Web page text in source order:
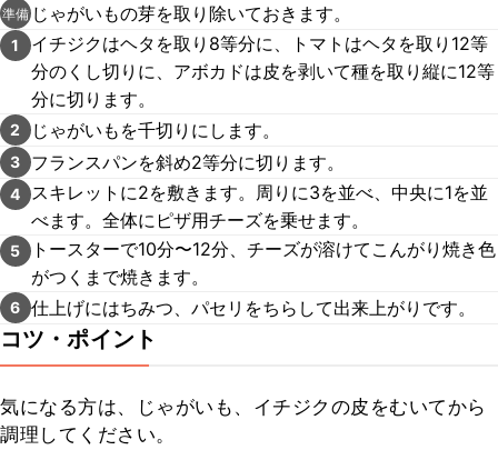
準備 じゃがいもの芽を取り除いておきます。
1
イチジクはヘタを取り8等分に、トマトはヘタを取り12等
分のくし切りに、アボカドは皮を剥いて種を取り縦に12等
分に切ります。
2 じゃがいもを千切りにします。
3 フランスパンを斜め2等分に切ります。
4
スキレットに2を敷きます。周りに3を並べ、中央に1を並
べます。全体にピザ用チーズを乗せます。
5
トースターで10分〜12分、チーズが溶けてこんがり焼き色
がつくまで焼きます。
6 仕上げにはちみつ、パセリをちらして出来上がりです。
コツ・ポイント
気になる方は、じゃがいも、イチジクの皮をむいてから
調理してください。